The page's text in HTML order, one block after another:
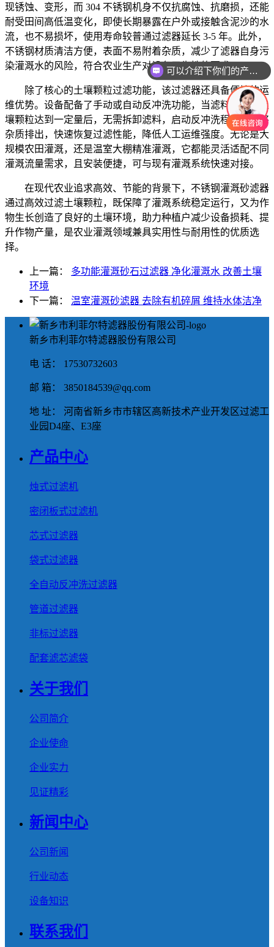
现锈蚀、变形，而 304 不锈钢机身不仅抗腐蚀、抗磨损，还能
耐受田间高低温变化，即使长期暴露在户外或接触含泥沙的水
流，也不易损坏，使用寿命较普通过滤器延长 3-5 年。此外，
不锈钢材质清洁方便，表面不易附着杂质，减少了滤器自身污
染灌溉水的风险，符合农业生产对设备卫生性的要求。
除了核心的土壤颗粒过滤功能，该过滤器还具备便捷的运
维优势。设备配备了手动或自动反冲洗功能，当滤料吸附的土
壤颗粒达到一定量后，无需拆卸滤料，启动反冲洗程序即可将
杂质排出，快速恢复过滤性能，降低人工运维强度。无论是大
规模农田灌溉，还是温室大棚精准灌溉，它都能灵活适配不同
灌溉流量需求，且安装便捷，可与现有灌溉系统快速对接。
在现代农业追求高效、节能的背景下，不锈钢灌溉砂滤器
通过高效过滤土壤颗粒，既保障了灌溉系统稳定运行，又为作
物生长创造了良好的土壤环境，助力种植户减少设备损耗、提
升作物产量，是农业灌溉领域兼具实用性与耐用性的优质选
择。
上一篇： 多功能灌溉砂石过滤器 净化灌溉水 改善土壤
环境
下一篇： 温室灌溉砂滤器 去除有机碎屑 维持水体洁净
新乡市利菲尔特滤器股份有限公司
电 话： 17530732603
邮 箱： 3850184539@qq.com
地 址： 河南省新乡市市辖区高新技术产业开发区过滤工
业园D4座、E3座
产品中心
烛式过滤机
密闭板式过滤机
芯式过滤器
袋式过滤器
全自动反冲洗过滤器
管道过滤器
非标过滤器
配套滤芯滤袋
关于我们
公司简介
企业使命
企业实力
见证精彩
新闻中心
公司新闻
行业动态
设备知识
联系我们
可以介绍下你们的产品么